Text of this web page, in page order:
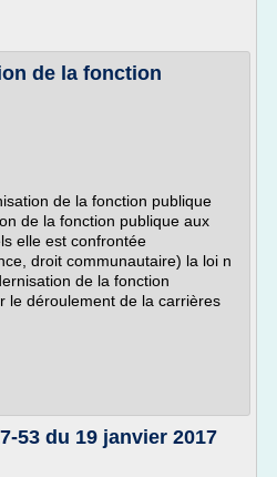
de la fonction
de la fonction publique
de la fonction publique aux
elle est confrontée
droit communautaire) la loi n
de la fonction
le déroulement de la carrières
53 du 19 janvier 2017